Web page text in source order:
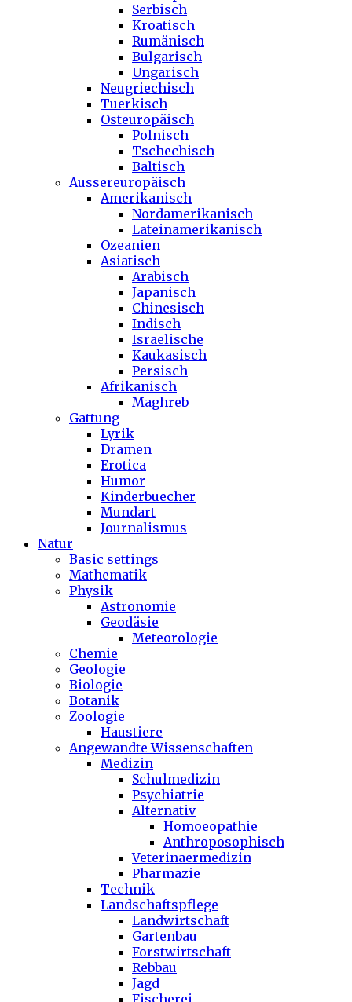
Serbisch
Kroatisch
Rumänisch
Bulgarisch
Ungarisch
Neugriechisch
Tuerkisch
Osteuropäisch
Polnisch
Tschechisch
Baltisch
Aussereuropäisch
Amerikanisch
Nordamerikanisch
Lateinamerikanisch
Ozeanien
Asiatisch
Arabisch
Japanisch
Chinesisch
Indisch
Israelische
Kaukasisch
Persisch
Afrikanisch
Maghreb
Gattung
Lyrik
Dramen
Erotica
Humor
Kinderbuecher
Mundart
Journalismus
Natur
Basic settings
Mathematik
Physik
Astronomie
Geodäsie
Meteorologie
Chemie
Geologie
Biologie
Botanik
Zoologie
Haustiere
Angewandte Wissenschaften
Medizin
Schulmedizin
Psychiatrie
Alternativ
Homoeopathie
Anthroposophisch
Veterinaermedizin
Pharmazie
Technik
Landschaftspflege
Landwirtschaft
Gartenbau
Forstwirtschaft
Rebbau
Jagd
Fischerei